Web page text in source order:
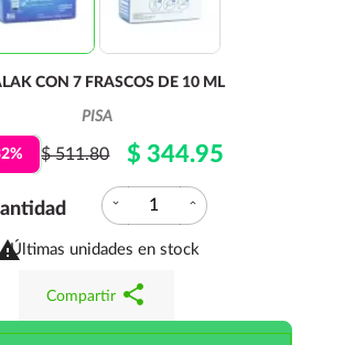
CON 7 FRASCOS DE 10 ML
PISA
$ 511.80 $ 344.95
expand_more expand_less
Últimas unidades en stock
Compartir share